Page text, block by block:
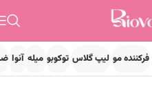
فرکننده مو لیپ گلاس توکوبو میله آنوا